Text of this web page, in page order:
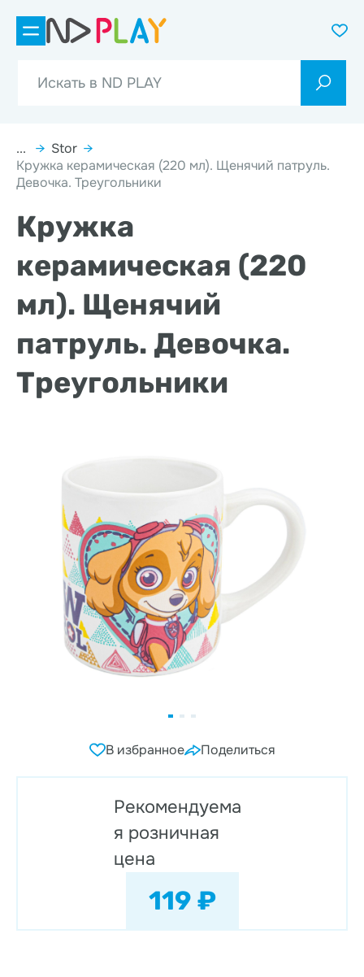
... → Stor →
Кружка керамическая (220 мл). Щенячий патруль.
Девочка. Треугольники
Кружка
керамическая (220
мл). Щенячий
патруль. Девочка.
Треугольники
В избранное Поделиться
Рекомендуема
я розничная
цена
119 ₽